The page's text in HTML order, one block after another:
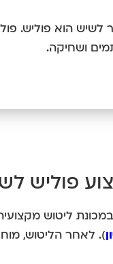
לשיש הוא פוליש.
ושחיקה.
פוליש
ליטוש
). לאחר הליטוש,